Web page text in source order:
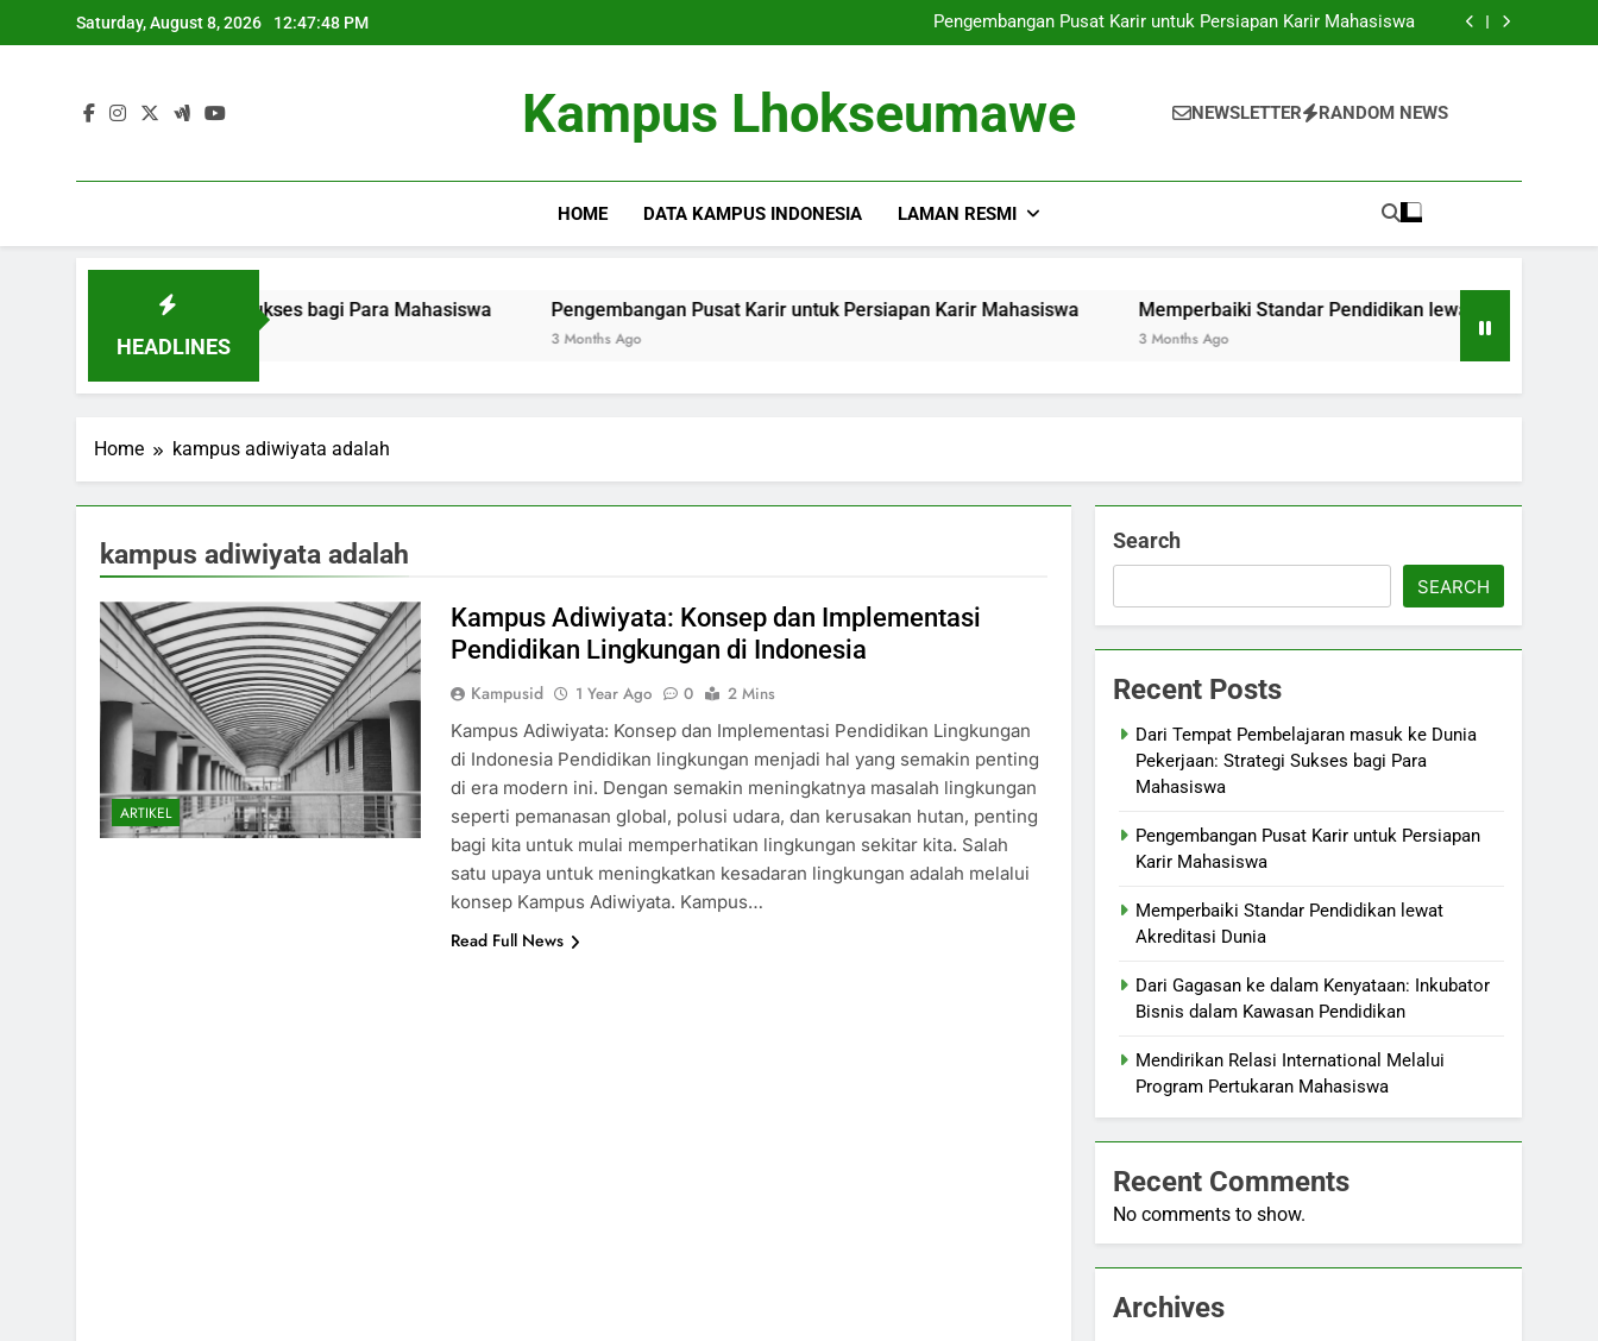
to
Saturday, August 8, 2026 12:47:48 PM
Para Mahasiswa
Pengembangan Pusat Karir untuk Persiapan Karir Mahasiswa
Memperbaiki Standar Pendidikan lewat Akreditasi Dunia
Para Mahasiswa
Pengembangan Pusat Karir untuk Persiapan Karir Mahasiswa
Memperbaiki Standar Pendidikan lewat Akreditasi Dunia
Kampus Lhokseumawe NEWSLETTER RANDOM NEWS
HOME DATA KAMPUS INDONESIA LAMAN RESMI
HEADLINES
Strategi Sukses bagi Para Mahasiswa Pengembangan Pusat Karir untuk Persiapan Karir Mahasiswa
3 Months Ago
Memperbaiki Standar Pendidikan lewat Akreditasi Dunia
3 Months Ago
Home kampus adiwiyata adalah
kampus adiwiyata adalah
ARTIKEL
Kampus Adiwiyata: Konsep dan Implementasi
Pendidikan Lingkungan di Indonesia
Kampusid 1 Year Ago 0
2 Mins
Kampus Adiwiyata: Konsep dan Implementasi Pendidikan Lingkungan
di Indonesia Pendidikan lingkungan menjadi hal yang semakin penting
di era modern ini. Dengan semakin meningkatnya masalah lingkungan
seperti pemanasan global, polusi udara, dan kerusakan hutan, penting
bagi kita untuk mulai memperhatikan lingkungan sekitar kita. Salah
satu upaya untuk meningkatkan kesadaran lingkungan adalah melalui
konsep Kampus Adiwiyata. Kampus…
Read Full News
Search
SEARCH
Recent Posts
Dari Tempat Pembelajaran masuk ke Dunia
Pekerjaan: Strategi Sukses bagi Para
Mahasiswa
Pengembangan Pusat Karir untuk Persiapan
Karir Mahasiswa
Memperbaiki Standar Pendidikan lewat
Akreditasi Dunia
Dari Gagasan ke dalam Kenyataan: Inkubator
Bisnis dalam Kawasan Pendidikan
Mendirikan Relasi International Melalui
Program Pertukaran Mahasiswa
Recent Comments
No comments to show.
Archives